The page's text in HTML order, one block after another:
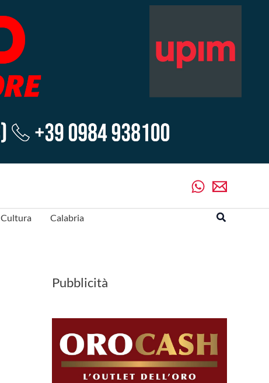
Cultura Calabria Cerca
Pubblicità